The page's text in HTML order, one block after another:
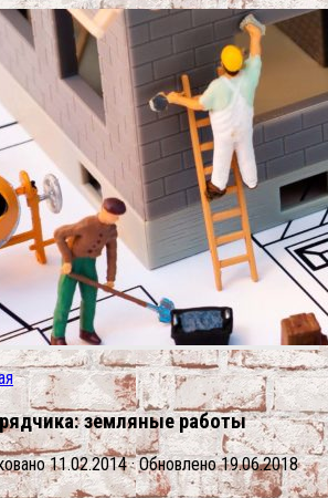
земляные работы
11.02.2014· Обновлено19.06.2018